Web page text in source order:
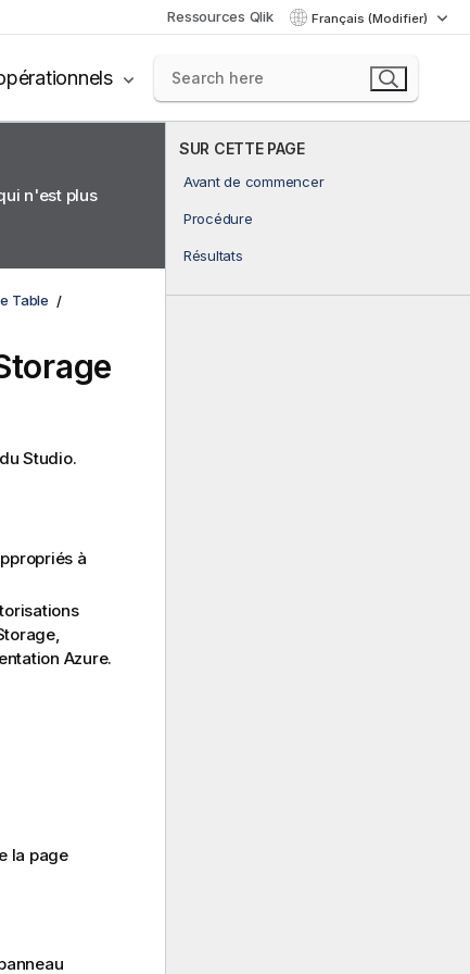
Ressources Qlik Français (Modifier)
SUR CETTE PAGE
Avant de commencer
Procédure
Résultats
n'est plus
Table
du Studio.
à
Azure.
la page